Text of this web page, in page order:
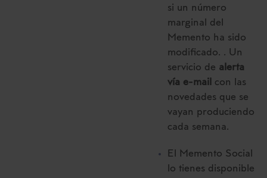
si un número
marginal del
Memento ha sido
modificado. . Un
servicio de alerta
vía e-mail con las
novedades que se
vayan produciendo
cada semana.
El Memento Social
lo tienes disponible